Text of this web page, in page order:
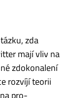
zda
mají vliv na
zdokonalení
rozvíjí teorii
pro-